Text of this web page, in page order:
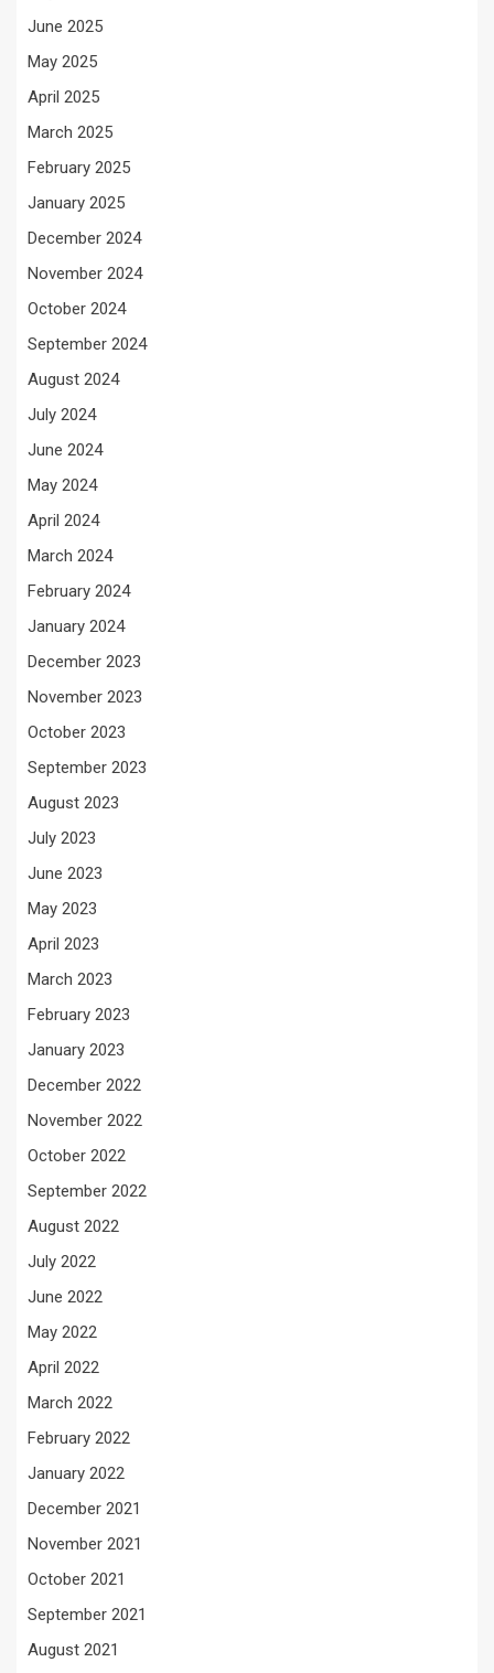
June 2025
May 2025
April 2025
March 2025
February 2025
January 2025
December 2024
November 2024
October 2024
September 2024
August 2024
July 2024
June 2024
May 2024
April 2024
March 2024
February 2024
January 2024
December 2023
November 2023
October 2023
September 2023
August 2023
July 2023
June 2023
May 2023
April 2023
March 2023
February 2023
January 2023
December 2022
November 2022
October 2022
September 2022
August 2022
July 2022
June 2022
May 2022
April 2022
March 2022
February 2022
January 2022
December 2021
November 2021
October 2021
September 2021
August 2021